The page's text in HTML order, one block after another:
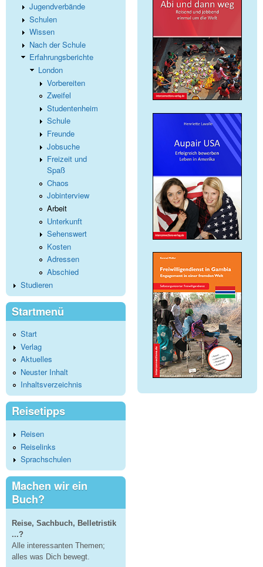
Jugendverbände
Schulen
Wissen
Nach der Schule
Erfahrungsberichte
London
Vorbereiten
Zweifel
Studentenheim
Schule
Freunde
Jobsuche
Freizeit und
Spaß
Chaos
Jobinterview
Arbeit
Unterkunft
Sehenswert
Kosten
Adressen
Abschied
Studieren
Startmenü
Start
Verlag
Aktuelles
Neuster Inhalt
Inhaltsverzeichnis
Reisetipps
Reisen
Reiselinks
Sprachschulen
Machen wir ein
Buch?
Reise, Sachbuch, Belletristik
...?
Alle interessanten Themen;
alles was Dich bewegt.